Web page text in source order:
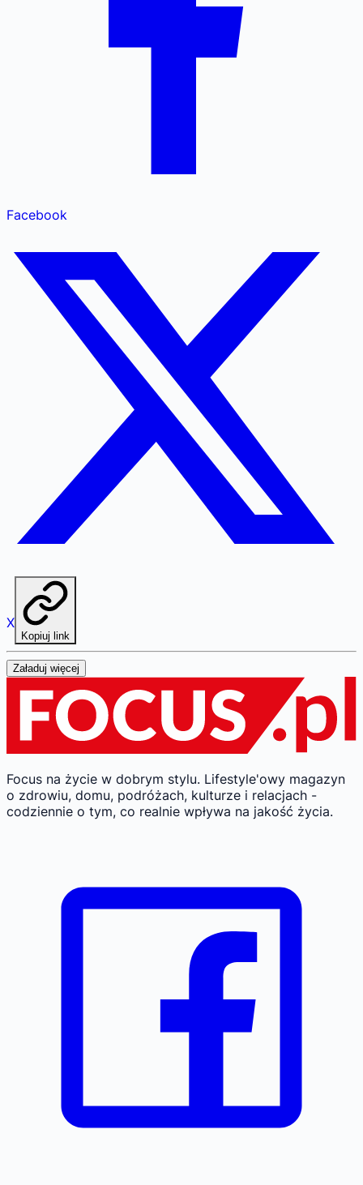
Facebook
X
Kopiuj link
Załaduj więcej
Focus na życie w dobrym stylu. Lifestyle'owy magazyn
o zdrowiu, domu, podróżach, kulturze i relacjach -
codziennie o tym, co realnie wpływa na jakość życia.